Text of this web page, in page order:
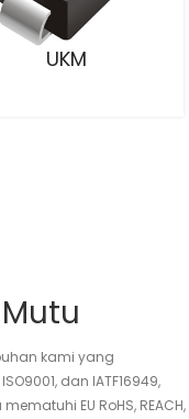
UKM
kami yang
dan IATF16949,
EU RoHS, REACH,